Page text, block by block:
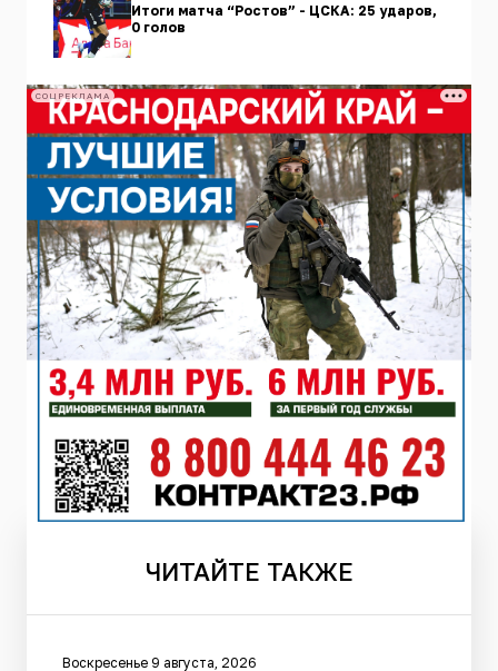
Итоги матча “Ростов” - ЦСКА: 25 ударов,
0 голов
СОЦРЕКЛАМА
ЧИТАЙТЕ ТАКЖЕ
Воскресенье 9 августа, 2026